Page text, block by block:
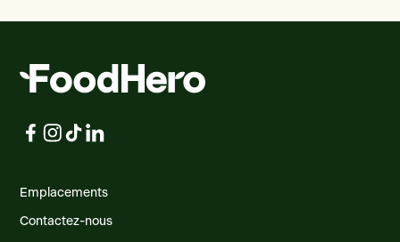
Emplacements
Contactez-nous